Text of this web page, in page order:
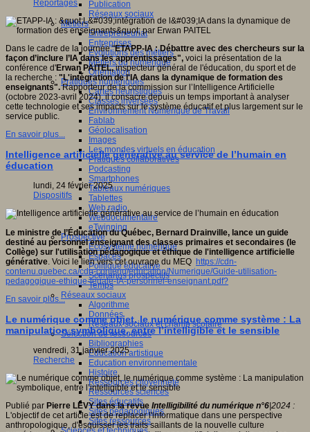
Publication
Réseaux sociaux
Métiers
Entrepreneuriat
Entreprises
Evolutions des métiers
Métiers du numérique
Orientation
Pratiques numériques
Cartes heuristiques
Classes inversées
Environnement Numérique de Travail
Fablab
Géolocalisation
Images
Les mondes virtuels en éducation
Pratiques collaboratives
Podcasting
Smartphones
Tableaux numériques
Tablettes
Web radio
Webdocumentaire
eTwinning
Prospective
Ecosystème numérique
Espaces
Politique éducative
Scénarios prospectifs
Temps
Réseaux sociaux
Algorithme
Données
Réseaux sociaux et champ scolaire
Sélection de ressources
Bibliographies
Education artistique
Education environnementale
Histoire
Ressources citoyenneté
Ressources sciences
Sites éducatifs
Sites pédagogiques
Sites ressources
Reportages
Dans le cadre de la journée "ETAPP-IA : Débattre avec des chercheurs sur la
façon d’inclure l’IA dans les apprentissages", voici la présentation de la
conférence d'Erwan PAITEL,inspecteur général de l'éducation, du sport et de
la recherche : "L'intégration de l'IA dans la dynamique de formation des
enseignants".Rapporteur de la commission sur l’Intelligence Artificielle
(octobre 2023-avril 2024), il consacre depuis un temps important à analyser
cette technologie et ses impacts sur le système éducatif et plus largement sur le
service public.
En savoir plus...
Intelligence artificielle générative au service de l’humain en
éducation
lundi, 24 février 2025
Dispositifs
Le ministre de l’Éducation du Québec, Bernard Drainville, lance un guide
destiné au personnel enseignant des classes primaires et secondaires (le
Collège) sur l'utilisation pédagogique et éthique de l'intelligence artificielle
générative. Voici le lien vers cet ouvrage du MEQ https://cdn-
contenu.quebec.ca/cdn-contenu/education/Numerique/Guide-utilisation-
pedagogique-ethique-legale-IA-personnel-enseignant.pdf?
En savoir plus...
Le numérique comme objet, le numérique comme système : La
manipulation symbolique, entre l’intelligible et le sensible
vendredi, 31 janvier 2025
Recherche
Publié par Pierre LÉVY dans la revue Intelligibilité du numérique n°6 |2024 :
L'objectif de cet article est de replacer l'informatique dans une perspective
anthropologique, d'esquisser les traits saillants de la nouvelle culture